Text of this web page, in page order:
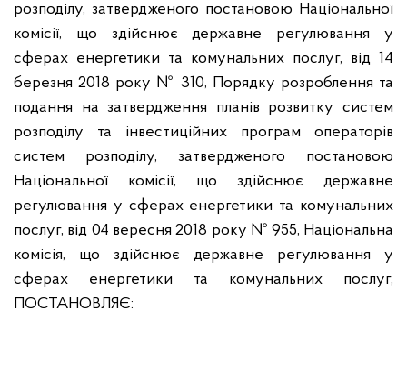
розподілу, затвердженого постановою Національної
комісії, що здійснює державне регулювання у
сферах енергетики та комунальних послуг, від 14
березня 2018 року № 310, Порядку розроблення та
подання на затвердження планів розвитку систем
розподілу та інвестиційних програм операторів
систем розподілу, затвердженого постановою
Національної комісії, що здійснює державне
регулювання у сферах енергетики та комунальних
послуг, від 04 вересня 2018 року № 955, Національна
комісія, що здійснює державне регулювання у
сферах енергетики та комунальних послуг,
ПОСТАНОВЛЯЄ: